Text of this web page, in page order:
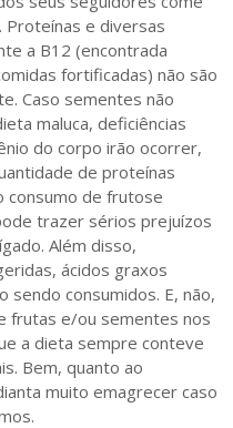
Proteínas e diversas
a B12 (encontrada
fortificadas) não são
Caso sementes não
maluca, deficiências
do corpo irão ocorrer,
de proteínas
consumo de frutose
trazer sérios prejuízos
Além disso,
ácidos graxos
consumidos. E, não,
frutas e/ou sementes nos
a dieta sempre conteve
Bem, quanto ao
muito emagrecer caso